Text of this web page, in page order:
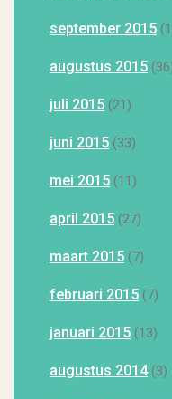
september 2015
augustus 2015
juli 2015 (21)
juni 2015 (33)
mei 2015 (11)
april 2015 (27)
maart 2015 (7)
februari 2015 (7)
januari 2015 (13)
augustus 2014(3)